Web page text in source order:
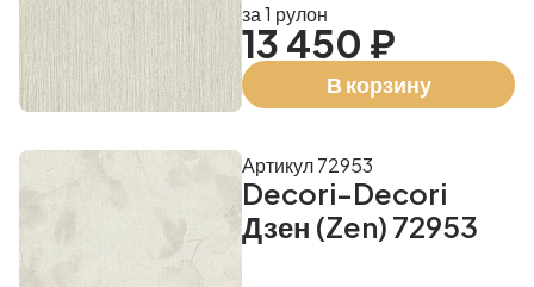
за 1 рулон
13 450 ₽
В корзину
Decori-Decori
Дзен (Zen) 72953
Артикул 72953